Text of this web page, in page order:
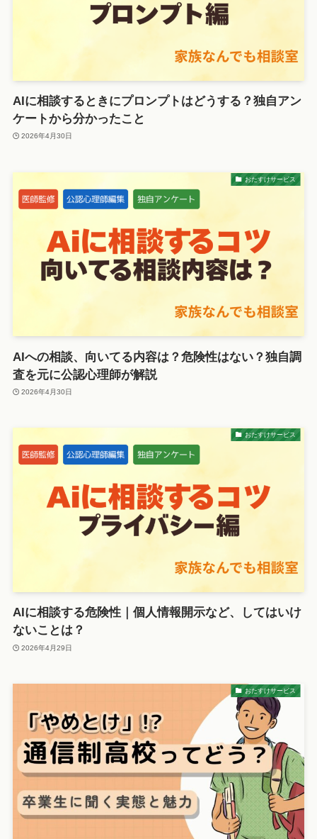
AIに相談するときにプロンプトはどうする？独自アン
ケートから分かったこと
2026年4月30日
おたすけサービス
AIへの相談、向いてる内容は？危険性はない？独自調
査を元に公認心理師が解説
2026年4月30日
おたすけサービス
AIに相談する危険性｜個人情報開示など、してはいけ
ないことは？
2026年4月29日
おたすけサービス